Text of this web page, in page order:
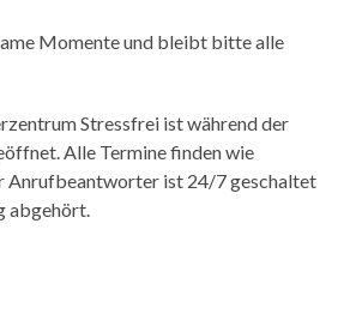
Momente und bleibt bitte alle
Stressfrei ist während der
Alle Termine finden wie
Anrufbeantworter ist 24/7 geschaltet
abgehört.